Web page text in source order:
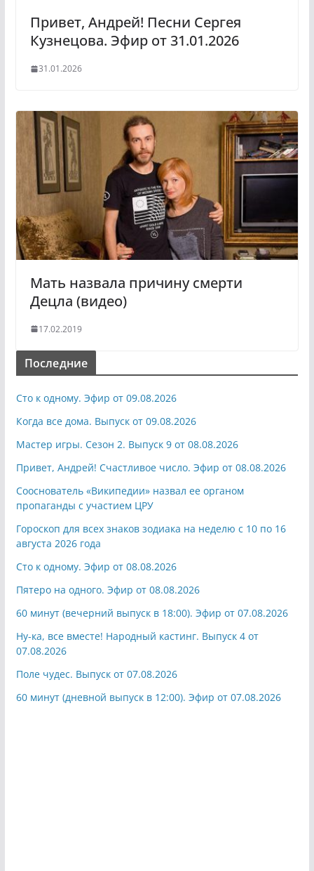
Привет, Андрей! Песни Сергея
Кузнецова. Эфир от 31.01.2026
31.01.2026
Мать назвала причину смерти
Децла (видео)
17.02.2019
Последние
Сто к одному. Эфир от 09.08.2026
Когда все дома. Выпуск от 09.08.2026
Мастер игры. Сезон 2. Выпуск 9 от 08.08.2026
Привет, Андрей! Счастливое число. Эфир от 08.08.2026
Сооснователь «Википедии» назвал ее органом
пропаганды с участием ЦРУ
Гороскоп для всех знаков зодиака на неделю с 10 по 16
августа 2026 года
Сто к одному. Эфир от 08.08.2026
Пятеро на одного. Эфир от 08.08.2026
60 минут (вечерний выпуск в 18:00). Эфир от 07.08.2026
Ну-ка, все вместе! Народный кастинг. Выпуск 4 от
07.08.2026
Поле чудес. Выпуск от 07.08.2026
60 минут (дневной выпуск в 12:00). Эфир от 07.08.2026